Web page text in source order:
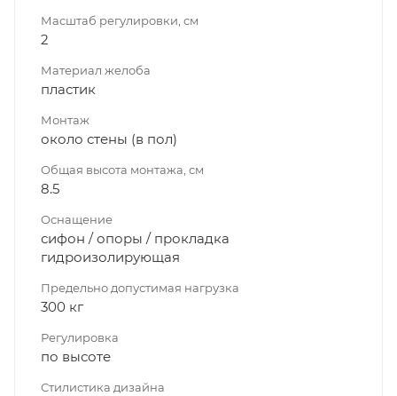
Масштаб регулировки, см
2
Материал желоба
пластик
Монтаж
около стены (в пол)
Общая высота монтажа, см
8.5
Оснащение
сифон / опоры / прокладка
гидроизолирующая
Предельно допустимая нагрузка
300 кг
Регулировка
по высоте
Стилистика дизайна